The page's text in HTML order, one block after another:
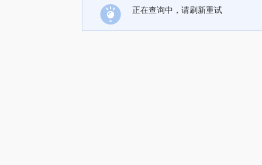
正在查询中，请刷新重试